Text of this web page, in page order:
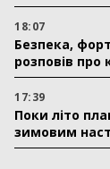
18:07
Безпека,
розповів про
17:39
Поки літо
зимовим